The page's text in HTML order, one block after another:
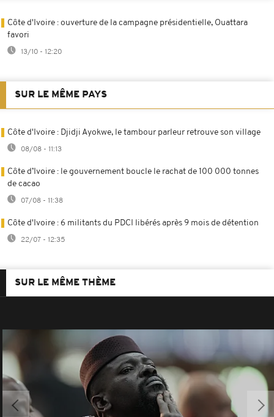
Côte d'Ivoire : ouverture de la campagne présidentielle, Ouattara
favori
13/10 - 12:20
SUR LE MÊME PAYS
Côte d'Ivoire : Djidji Ayokwe, le tambour parleur retrouve son village
08/08 - 11:13
Côte d’Ivoire : le gouvernement boucle le rachat de 100 000 tonnes
de cacao
07/08 - 11:38
Côte d'Ivoire : 6 militants du PDCI libérés après 9 mois de détention
22/07 - 12:35
SUR LE MÊME THÈME